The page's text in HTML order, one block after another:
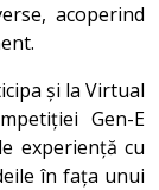
acoperind
și la Virtual
Gen-E
experiență cu
în fața unui